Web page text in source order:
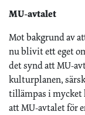
MU-avtalet
Mot bakgrund av
nu blivit ett eget
det synd att MU-
kulturplanen,
tillämpas i mycket
att MU-avtalet för